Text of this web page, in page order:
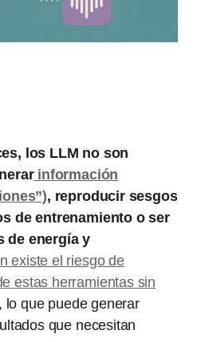
los LLM no son
información
, reproducir sesgos
de entrenamiento o ser
de energía y
existe el riesgo de
estas herramientas sin
, lo que puede generar
que necesitan